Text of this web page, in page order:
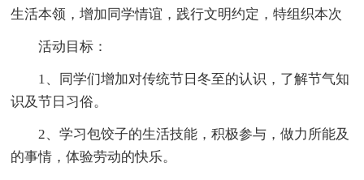
生活本领，增加同学情谊，践行文明约定，特组织本次
活动目标：
1、同学们增加对传统节日冬至的认识，了解节气知
识及节日习俗。
2、学习包饺子的生活技能，积极参与，做力所能及
的事情，体验劳动的快乐。